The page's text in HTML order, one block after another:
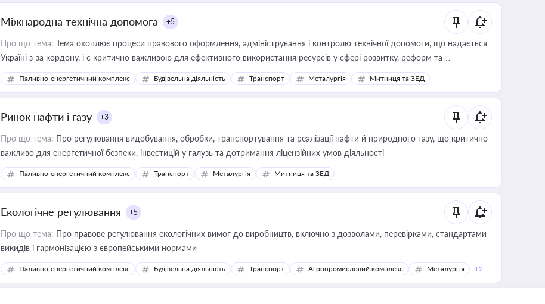
Міжнародна технічна допомога +5
Про що тема: Тема охоплює процеси правового оформлення, адміністрування і контролю технічної допомоги, що надається
Україні з-за кордону, і є критично важливою для ефективного використання ресурсів у сфері розвитку, реформ та
інфраструктурних проєктів
Паливно-енергетичний комплекс Будівельна діяльність Транспорт Металургія Митниця та ЗЕД
Ринок нафти і газу +3
Про що тема: Про регулювання видобування, обробки, транспортування та реалізації нафти й природного газу, що критично
важливо для енергетичної безпеки, інвестицій у галузь та дотримання ліцензійних умов діяльності
Паливно-енергетичний комплекс Транспорт Металургія Митниця та ЗЕД
Екологічне регулювання +5
Про що тема: Про правове регулювання екологічних вимог до виробництв, включно з дозволами, перевірками, стандартами
викидів і гармонізацією з європейськими нормами
Паливно-енергетичний комплекс Будівельна діяльність Транспорт Агропромисловий комплекс Металургія +2